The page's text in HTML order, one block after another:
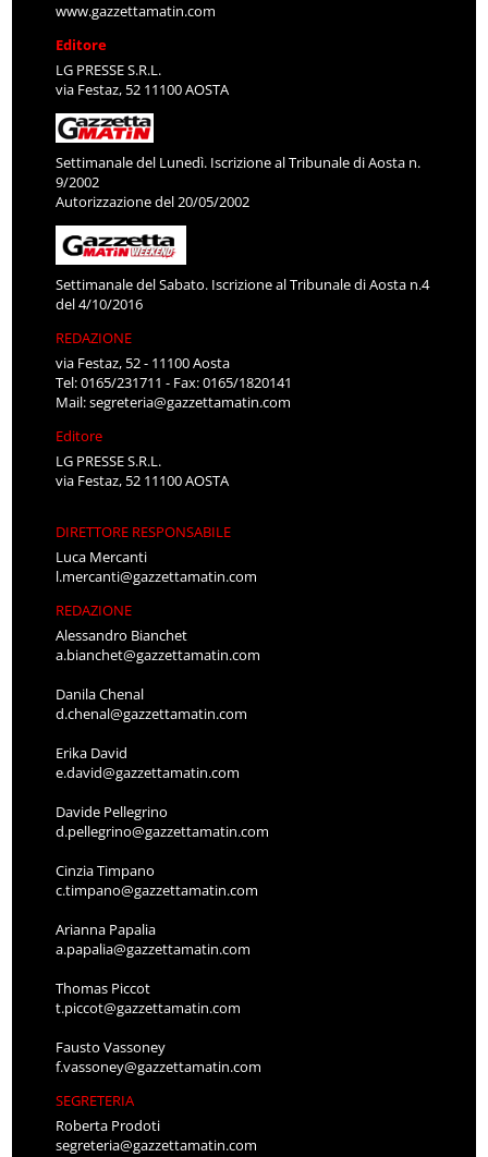
www.gazzettamatin.com
Editore
LG PRESSE S.R.L.
via Festaz, 52 11100 AOSTA
Settimanale del Lunedì. Iscrizione al Tribunale di Aosta n.
9/2002
Autorizzazione del 20/05/2002
Settimanale del Sabato. Iscrizione al Tribunale di Aosta n.4
del 4/10/2016
REDAZIONE
via Festaz, 52 - 11100 Aosta
Tel: 0165/231711 - Fax: 0165/1820141
Mail:segreteria@gazzettamatin.com
Editore
LG PRESSE S.R.L.
via Festaz, 52 11100 AOSTA
DIRETTORE RESPONSABILE
Luca Mercanti
l.mercanti@gazzettamatin.com
REDAZIONE
Alessandro Bianchet
a.bianchet@gazzettamatin.com
Danila Chenal
d.chenal@gazzettamatin.com
Erika David
e.david@gazzettamatin.com
Davide Pellegrino
d.pellegrino@gazzettamatin.com
Cinzia Timpano
c.timpano@gazzettamatin.com
Arianna Papalia
a.papalia@gazzettamatin.com
Thomas Piccot
t.piccot@gazzettamatin.com
Fausto Vassoney
f.vassoney@gazzettamatin.com
SEGRETERIA
Roberta Prodoti
segreteria@gazzettamatin.com